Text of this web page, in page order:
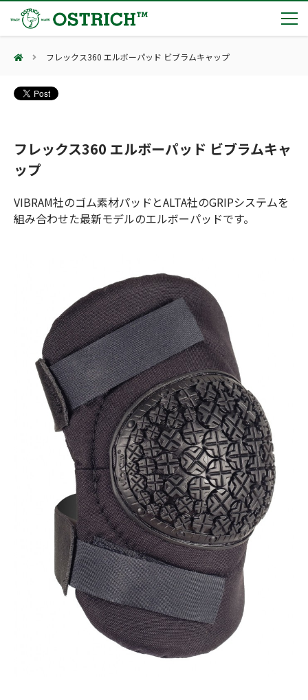
製品カテゴリー
輸血保冷庫
(Bear Avoidance)
防刃対策
(Cut Resistant)
(Massive Hemorrhage)
気道管理
低体温防止
(Hypothermia)
もっと見る
製品をキーワードで検索
検索
夏季休業のお知らせ
2展示会【①危機管理産業展(RISCON TOKYO)2026】【②テロ対策特殊装備展（SEECAT）】に同時出展いたします
オーストリッチ熊対策カタログ
総合カタログ掲載のお知らせ
もっと見る
会社案内
会社案内
会社概要
カタログ
採用情報（外部サイトに移動します）
お問合せ
見積り
オンラインショップ
English 日本語
CLOSE
フレックス360 エルボーパッド ビブラムキャップ
フレックス360 エルボーパッド ビブラムキャ
ップ
VIBRAM社のゴム素材パッドとALTA社のGRIPシステムを
組み合わせた最新モデルのエルボーパッドです。